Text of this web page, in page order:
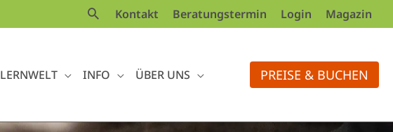
Kontakt Beratungstermin Login Magazin
LERNWELT INFO ÜBER UNS PREISE & BUCHEN